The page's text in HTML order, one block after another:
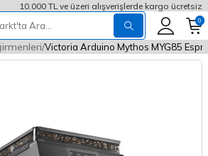
10.000 TL ve üzeri alışverişlerde kargo ücretsiz
0
Victoria Arduino Mythos MYG85